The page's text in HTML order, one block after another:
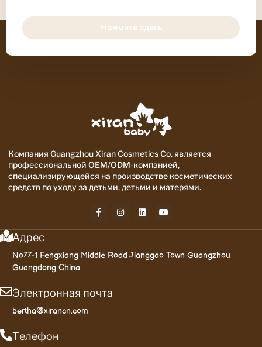
Нажмите здесь
Компания Guangzhou Xiran Cosmetics Co. является
профессиональной OEM/ODM-компанией,
специализирующейся на производстве косметических
средств по уходу за детьми, детьми и матерями.
Адрес
No77-1 Fengxiang Middle Road Jianggao Town Guangzhou
Guangdong China
Электронная почта
bertha@xirancn.com
Телефон